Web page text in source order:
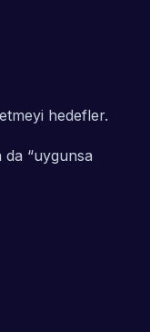
hedefler.
da “uygunsa